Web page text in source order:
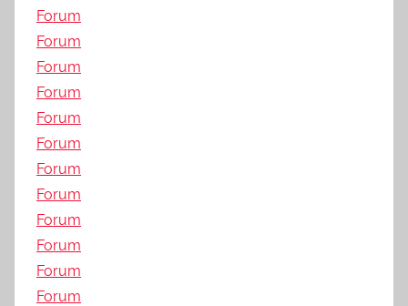
Forum
Forum
Forum
Forum
Forum
Forum
Forum
Forum
Forum
Forum
Forum
Forum